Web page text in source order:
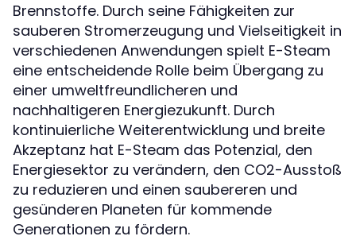
Brennstoffe. Durch seine Fähigkeiten zur
sauberen Stromerzeugung und Vielseitigkeit in
verschiedenen Anwendungen spielt E-Steam
eine entscheidende Rolle beim Übergang zu
einer umweltfreundlicheren und
nachhaltigeren Energiezukunft. Durch
kontinuierliche Weiterentwicklung und breite
Akzeptanz hat E-Steam das Potenzial, den
Energiesektor zu verändern, den CO2-Ausstoß
zu reduzieren und einen saubereren und
gesünderen Planeten für kommende
Generationen zu fördern.